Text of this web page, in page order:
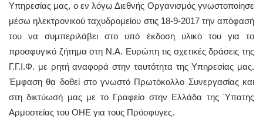
Υπηρεσίας μας, ο εν λόγω Διεθνής Οργανισμός γνωστοποίησε
μέσω ηλεκτρονικού ταχυδρομείου στις 18-9-2017 την απόφασή
του να συμπεριλάβει στο υπό έκδοση υλικό του για το
προσφυγικό ζήτημα στη Ν.Α. Ευρώπη τις σχετικές δράσεις της
Γ.Γ.Ι.Φ. με ρητή αναφορά στην ταυτότητα της Υπηρεσίας μας.
Έμφαση θα δοθεί στο γνωστό Πρωτόκολλο Συνεργασίας και
στη δικτύωσή μας με το Γραφείο στην Ελλάδα της Ύπατης
Αρμοστείας του ΟΗΕ για τους Πρόσφυγες.